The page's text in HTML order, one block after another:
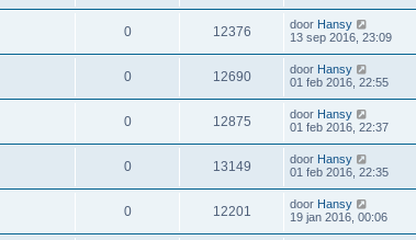
0 12376 door Hansy
13 sep 2016, 23:09
0 12690 door Hansy
01 feb 2016, 22:55
0 12875 door Hansy
01 feb 2016, 22:37
0 13149 door Hansy
01 feb 2016, 22:35
0 12201 door Hansy
19 jan 2016, 00:06